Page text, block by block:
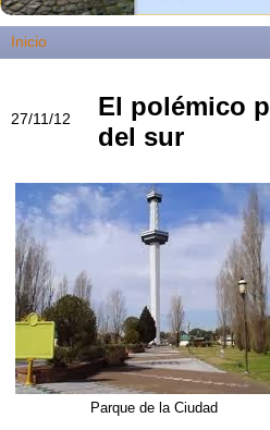
27/11/12
El polémico
del sur
Parque de la Ciudad